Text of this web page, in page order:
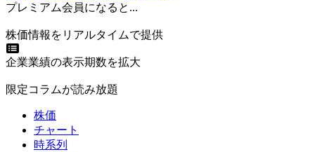
プレミアム会員になると...
株価情報をリアルタイムで提供
企業業績の表示期数を拡大
限定コラムが読み放題
株価
チャート
時系列